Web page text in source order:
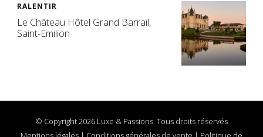
RALENTIR
Le Château Hôtel Grand Barrail,
Saint-Emilion
© Copyright 2026 Luxe & Passions. Tous droits réservés